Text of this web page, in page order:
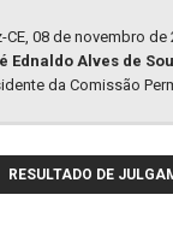
CE, 08 de novembro de
Ednaldo Alves de
da Comissão
RESULTADO DE